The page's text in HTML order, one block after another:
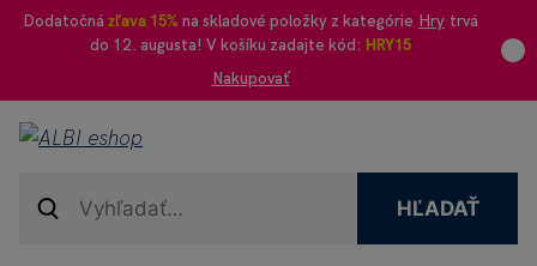
Dodatočná zľava 15% na skladové položky z kategórie Hry trvá
do 12. augusta! V košíku zadajte kód: HRY15
Nakupovať
HĽADAŤ